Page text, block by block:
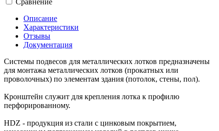
Описание
Характеристики
Отзывы
Документация
Системы подвесов для металлических лотков предназначены
для монтажа металлических лотков (прокатных или
проволочных) по элементам здания (потолок, стены, пол).
Кронштейн служит для крепления лотка к профилю
перфорированному.
HDZ - продукция из стали с цинковым покрытием,